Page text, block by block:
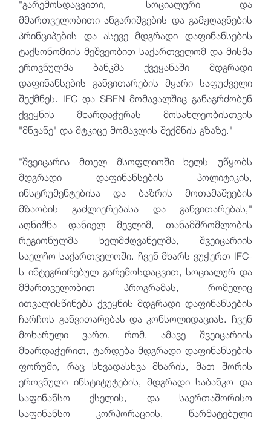
"გარემოსდაცვითი, სოციალური და
მმართველობითი ანგარიშგების და გამჟღავნების
პრინციპების და ასევე მდგრადი დაფინანსების
ტაქსონომიის მეშვეობით საქართველომ და მისმა
ეროვნულმა ბანკმა ქვეყანაში მდგრადი
დაფინანსების განვითარების მყარი საფუძველი
შექმნეს. IFC და SBFN მომავალშიც განაგრძობენ
ქვეყნის მხარდაჭერას მოსახლეობისთვის
"მწვანე" და მტკიცე მომავლის შექმნის გზაზე."
"შვეიცარია მთელ მსოფლიოში ხელს უწყობს
მდგრადი დაფინანსების პოლიტიკის,
ინსტრუმენტებისა და ბაზრის მოთამაშეების
მზაობის გაძლიერებასა და განვითარებას,"
აღნიშნა დანიელ მევლიმ, თანამშრომლობის
რეგიონულმა ხელმძღვანელმა, შვეიცარიის
საელჩო საქართველოში. ჩვენ მხარს ვუჭერთ IFC-
ს ინტეგრირებულ გარემოსდაცვით, სოციალურ და
მმართველობით პროგრამას, რომელიც
ითვალისწინებს ქვეყნის მდგრადი დაფინანსების
ჩარჩოს განვითარებას და კონსოლიდაციას. ჩვენ
მოხარული ვართ, რომ, ამავე შვეიცარიის
მხარდაჭერით, ტარდება მდგრადი დაფინანსების
ფორუმი, რაც სხვადასხვა მხარის, მათ შორის
ეროვნული ინსტიტუტების, მდგრადი საბანკო და
საფინანსო ქსელის, და საერთაშორისო
საფინანსო კორპორაციის, წარმატებული